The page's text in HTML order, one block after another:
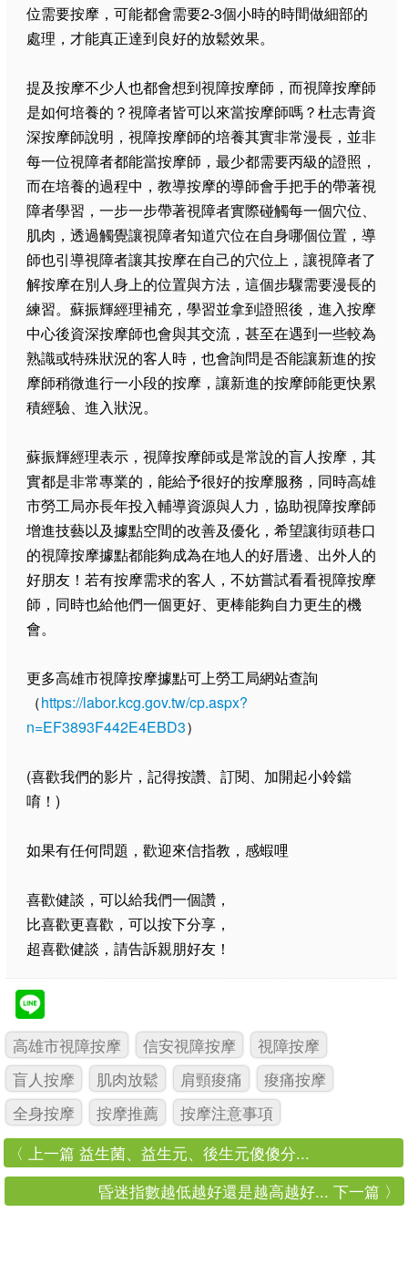
位需要按摩，可能都會需要2-3個小時的時間做細部的
處理，才能真正達到良好的放鬆效果。
提及按摩不少人也都會想到視障按摩師，而視障按摩師
是如何培養的？視障者皆可以來當按摩師嗎？杜志青資
深按摩師說明，視障按摩師的培養其實非常漫長，並非
每一位視障者都能當按摩師，最少都需要丙級的證照，
而在培養的過程中，教導按摩的導師會手把手的帶著視
障者學習，一步一步帶著視障者實際碰觸每一個穴位、
肌肉，透過觸覺讓視障者知道穴位在自身哪個位置，導
師也引導視障者讓其按摩在自己的穴位上，讓視障者了
解按摩在別人身上的位置與方法，這個步驟需要漫長的
練習。蘇振輝經理補充，學習並拿到證照後，進入按摩
中心後資深按摩師也會與其交流，甚至在遇到一些較為
熟識或特殊狀況的客人時，也會詢問是否能讓新進的按
摩師稍微進行一小段的按摩，讓新進的按摩師能更快累
積經驗、進入狀況。
蘇振輝經理表示，視障按摩師或是常說的盲人按摩，其
實都是非常專業的，能給予很好的按摩服務，同時高雄
市勞工局亦長年投入輔導資源與人力，協助視障按摩師
增進技藝以及據點空間的改善及優化，希望讓街頭巷口
的視障按摩據點都能夠成為在地人的好厝邊、出外人的
好朋友！若有按摩需求的客人，不妨嘗試看看視障按摩
師，同時也給他們一個更好、更棒能夠自力更生的機
會。
更多高雄市視障按摩據點可上勞工局網站查詢
（https://labor.kcg.gov.tw/cp.aspx?
n=EF3893F442E4EBD3）
(喜歡我們的影片，記得按讚、訂閱、加開起小鈴鐺
唷！)
如果有任何問題，歡迎來信指教，感蝦哩
喜歡健談，可以給我們一個讚，
比喜歡更喜歡，可以按下分享，
超喜歡健談，請告訴親朋好友！
高雄市視障按摩 信安視障按摩
視障按摩
盲人按摩
肌肉放鬆 肩頸痠痛
痠痛按摩
全身按摩
按摩推薦
按摩注意事項
〈 上一篇 益生菌、益生元、後生元傻傻分...
昏迷指數越低越好還是越高越好... 下一篇 〉